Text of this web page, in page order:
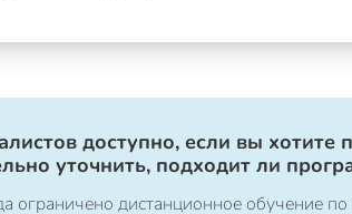
доступно, если вы
уточнить, подходит ли
ограничено дистанционное обучение